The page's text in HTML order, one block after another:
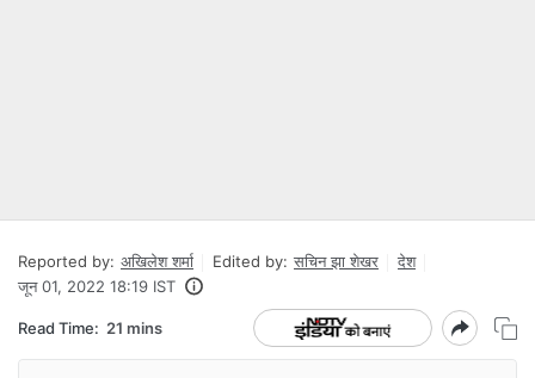
Reported by: अखिलेश शर्मा Edited by: सचिन झा शेखर
देश
जून 01, 2022 18:19 IST
Read Time: 21 mins